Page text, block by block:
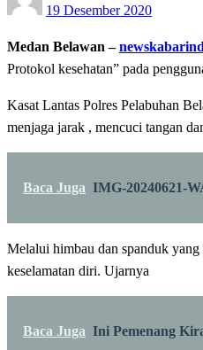
on
19 Desember 2020
Medan Belawan –
Protokol kesehatan” pada
Kasat Lantas Polres Pelabuhan
menjaga jarak , mencuci tangan
Baca Juga IMG-20240621-
Melalui himbau dan spanduk yang
keselamatan diri. Ujarnya
Baca Juga Ini Pemenang